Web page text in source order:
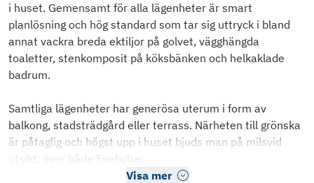
i huset. Gemensamt för alla lägenheter är smart
planlösning och hög standard som tar sig uttryck i bland
annat vackra breda ektiljor på golvet, vägghängda
toaletter, stenkomposit på köksbänken och helkaklade
badrum.
Samtliga lägenheter har generösa uterum i form av
balkong, stadsträdgård eller terrass. Närheten till grönska
är påtaglig och högst upp i huset bjuds man på milsvid
utsikt, över både Enebyber
Visa mer